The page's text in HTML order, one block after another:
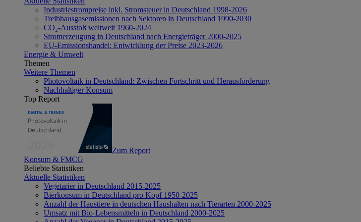
Industriestrompreise inkl. Stromsteuer in Deutschland 1998-2026
Treibhausgasemissionen nach Sektoren in Deutschland 1990-2030
CO₂-Ausstoß weltweit 1960-2024
Stromerzeugung in Deutschland nach Energieträger 2000-2025
EU-Emissionshandel: Entwicklung der Preise 2023-2026
Energie & Umwelt
Themen
Weitere Themen
Photovoltaik in Deutschland: Zwischen Fortschritt und Herausforderung
Nachhaltiger Konsum
Top Report
Zum Report
Konsum & FMCG
Beliebte Statistiken
Aktuelle Statistiken
Vegetarier in Deutschland 2015-2025
Bierkonsum in Deutschland pro Kopf 1950-2025
Anzahl der Haustiere in deutschen Haushalten nach Tierarten 2000-2025
Umsatz mit Bio-Lebensmitteln in Deutschland 2000-2025